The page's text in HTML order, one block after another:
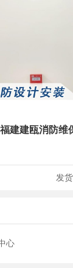
建建瓯消防维
发
心